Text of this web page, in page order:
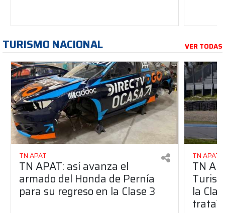
TURISMO NACIONAL VER TODAS
TN APAT
TN APAT: así avanza el
armado del Honda de Pernía
para su regreso en la Clase 3
TN APAT
TN
la
trata?